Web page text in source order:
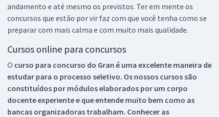
andamento e até mesmo os previstos. Ter em mente os
concursos que estão por vir faz com que você tenha como se
preparar com mais calma e com muito mais qualidade.
Cursos online para concursos
O curso para concurso do Gran é uma excelente maneira de
estudar para o processo seletivo. Os nossos cursos são
constituídos por módulos elaborados por um corpo
docente experiente e que entende muito bem como as
bancas organizadoras trabalham. Conhecer as